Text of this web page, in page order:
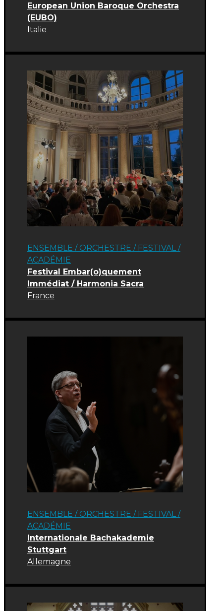
European Union Baroque Orchestra
(EUBO)
Italie
ENSEMBLE / ORCHESTRE / FESTIVAL /
ACADÉMIE
Festival Embar(o)quement
Immédiat / Harmonia Sacra
France
ENSEMBLE / ORCHESTRE / FESTIVAL /
ACADÉMIE
Internationale Bachakademie
Stuttgart
Allemagne